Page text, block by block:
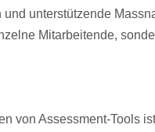
und unterstützende
Mitarbeitende,
von Assessment-Tools